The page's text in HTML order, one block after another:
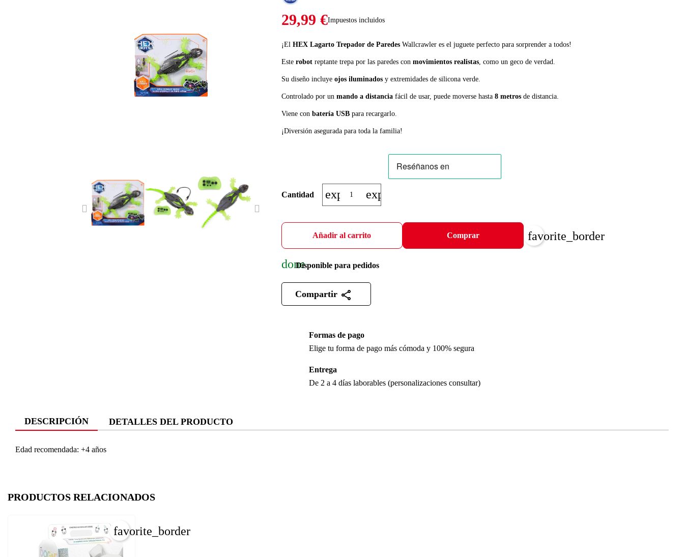
PREVIOUS
29,99 €Impuestos incluidos
¡El HEX Lagarto Trepador de ParedesWallcrawler es el juguete perfecto para sorprender a todos!
Este robotreptante trepa por las paredes con movimientos realistas, como un geco de verdad.
Su diseño incluye ojos iluminadosy extremidades de silicona verde.
Controlado por un mando a distanciafácil de usar, puede moverse hasta 8 metrosde distancia.
Viene conbatería USBpara recargarlo.
¡Diversión asegurada para toda la familia!
Cantidad expand_moreexpand_less
Añadir al carrito Comprar favorite_border
doneDisponible para pedidos
Compartir
Formas de pago
Elige tu forma de pago más cómoda y 100% segura
Entrega
De 2 a 4 días laborables (personalizaciones consultar)
DESCRIPCIÓN DETALLES DEL PRODUCTO
Edad recomendada: +4 años
PRODUCTOS RELACIONADOS
favorite_border